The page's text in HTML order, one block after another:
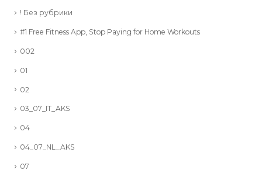
! Без рубрики
#1 Free Fitness App, Stop Paying for Home Workouts
002
01
02
03_07_IT_AKS
04
04_07_NL_AKS
07